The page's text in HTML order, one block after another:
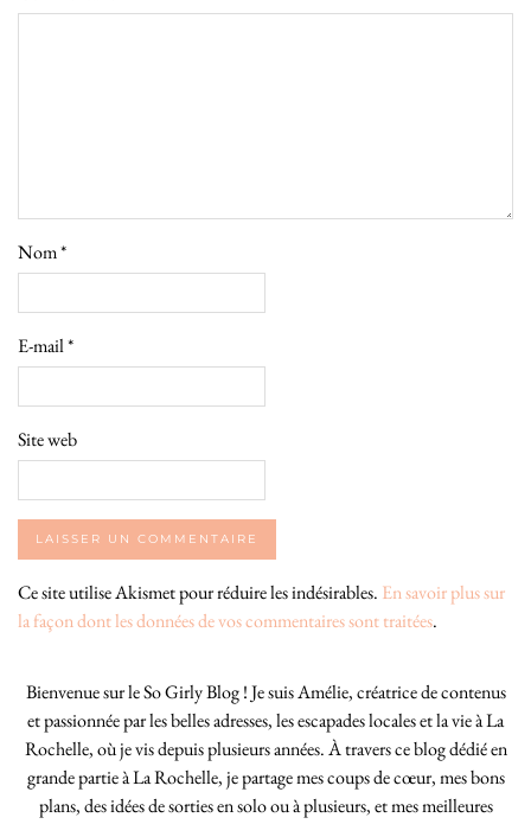
Nom*
E-mail*
Site web
Ce site utilise Akismet pour réduire les indésirables. En savoir plus sur
la façon dont les données de vos commentaires sont traitées.
Bienvenue sur le So Girly Blog ! Je suis Amélie, créatrice de contenus
et passionnée par les belles adresses, les escapades locales et la vie à La
Rochelle, où je vis depuis plusieurs années. À travers ce blog dédié en
grande partie à La Rochelle, je partage mes coups de cœur, mes bons
plans, des idées de sorties en solo ou à plusieurs, et mes meilleures